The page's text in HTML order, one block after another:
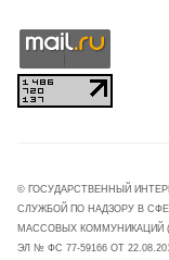
© ГОСУДАРСТВЕННЫЙ
СЛУЖБОЙ ПО НАДЗОРУ В
МАССОВЫХ КОММУНИКАЦИЙ
ЭЛ № ФС 77-59166 ОТ